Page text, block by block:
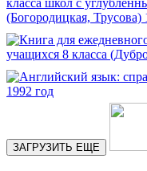
ЗАГРУЗИТЬ ЕЩЕ